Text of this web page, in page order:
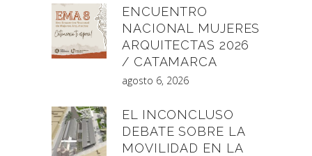
ENCUENTRO
NACIONAL MUJERES
ARQUITECTAS 2026
/ CATAMARCA
agosto 6, 2026
EL INCONCLUSO
DEBATE SOBRE LA
MOVILIDAD EN LA